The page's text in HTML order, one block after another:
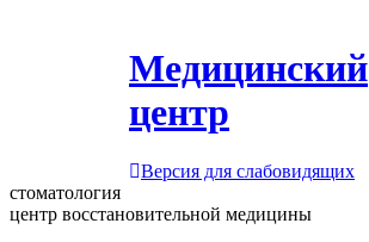
Медицинский
центр
Версия для слабовидящих
стоматология
центр восстановительной медицины